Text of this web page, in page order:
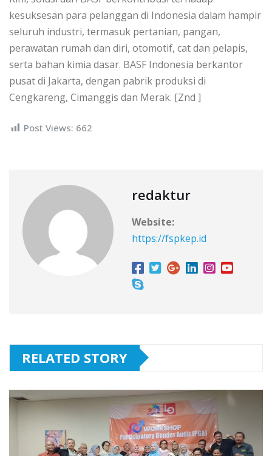
kesuksesan para pelanggan di Indonesia dalam hampir
seluruh industri, termasuk pertanian, pangan,
perawatan rumah dan diri, otomotif, cat dan pelapis,
serta bahan kimia dasar. BASF Indonesia berkantor
pusat di Jakarta, dengan pabrik produksi di
Cengkareng, Cimanggis dan Merak. [Znd ]
Post Views: 662
redaktur
Website:
https://fspkep.id
RELATED STORY